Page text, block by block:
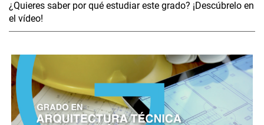
¿Quieres saber por qué estudiar este grado? ¡Descúbrelo en
el vídeo!